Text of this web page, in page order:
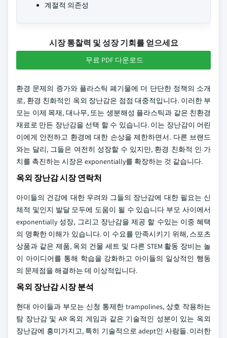
계절적 의존성
시장 통찰력 및 성장 기회를 얻으세요
무료 PDF 다운로드
환경 문제의 증가와 플라스틱 폐기물에 더 단단한 정책의 소개
로, 환경 친화적인 옥외 장난감은 점점 대중적입니다. 이러한 부
모는 이제 목재, 대나무, 또는 생분해성 플라스틱과 같은 친환경
재료로 만든 장난감을 선택 할 수 있습니다. 이는 장난감이 어린
이에게 안전하고 환경에 대한 손상을 제한하면서. 다른 브랜드
와는 달리, 그들은 여전히 성장할 수 있지만, 환경 친화적 인 가
치를 촉진하는 시장은 exponentially를 확장하는 것 같습니다.
옥외 장난감 시장 연락처
아이들의 건강에 대한 우려와 그들의 장난감에 대한 필요는 신
체적 및인지 발달 모두에 도움이 될 수 있습니다 부모 사이에서
exponentially 성장, 그리고 장난감을 제공 할 수있는 이중 혜택
의 명확한 이해가 있습니다. 이 수요를 만족시키기 위해, 스포츠
상품과 같은 제품, 옥외 건물 세트 및 다른 STEM 활동 장비는 놀
이 아이디어를 통해 학습을 강화하고 아이들의 일상적인 행동
의 문제점을 해결하는 데 이상적입니다.
옥외 장난감 시장 분석
현대 아이들과 부모는 신청 통제한 trampolines, 상호 작용하는
탐 장난감 및 AR 옥외 게임과 같은 기술적인 성분이 있는 옥외
장난감에 흥미가지고, 특히 기술적으로 adept인 사람들. 이러한